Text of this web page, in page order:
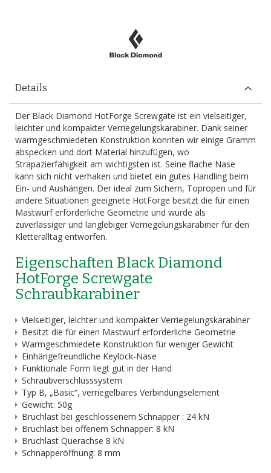
Details
Der Black Diamond HotForge Screwgate ist ein vielseitiger,
leichter und kompakter Verriegelungskarabiner. Dank seiner
warmgeschmiedeten Konstruktion konnten wir einige Gramm
abspecken und dort Material hinzufügen, wo
Strapazierfähigkeit am wichtigsten ist. Seine flache Nase
kann sich nicht verhaken und bietet ein gutes Handling beim
Ein- und Aushängen. Der ideal zum Sichern, Topropen und für
andere Situationen geeignete HotForge besitzt die für einen
Mastwurf erforderliche Geometrie und wurde als
zuverlässiger und langlebiger Verriegelungskarabiner für den
Kletteralltag entworfen.
Eigenschaften Black Diamond
HotForge Screwgate
Schraubkarabiner
Vielseitiger, leichter und kompakter Verriegelungskarabiner
Besitzt die für einen Mastwurf erforderliche Geometrie
Warmgeschmiedete Konstruktion für weniger Gewicht
Einhängefreundliche Keylock-Nase
Funktionale Form liegt gut in der Hand
Schraubverschlusssystem
Typ B, „Basic“, verriegelbares Verbindungselement
Gewicht: 50g
Bruchlast bei geschlossenem Schnapper : 24 kN
Bruchlast bei offenem Schnapper: 8 kN
Bruchlast Querachse 8 kN
Schnapperöffnung: 8 mm